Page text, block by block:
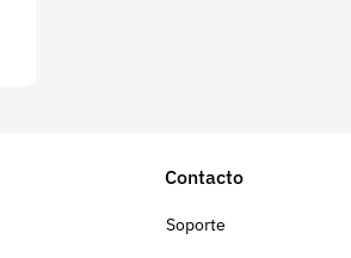
Contacto
Soporte